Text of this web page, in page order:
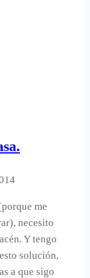
me
necesito
Y tengo
solución,
a que sigo